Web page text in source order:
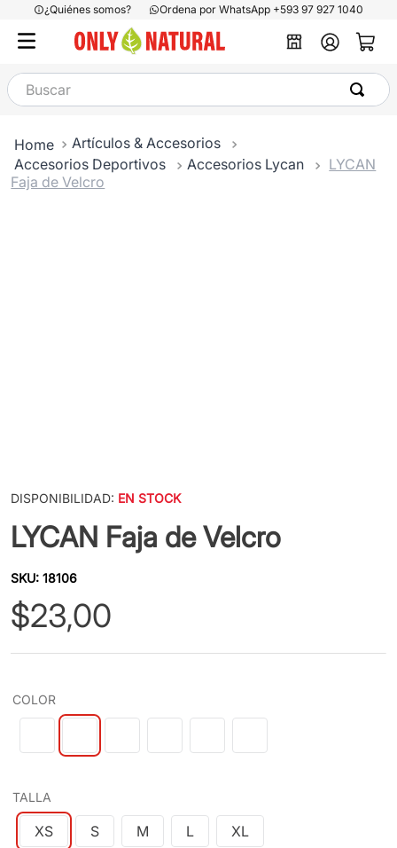
¿Quiénes somos? Ordena por WhatsApp +593 97 927 1040
Buscar
Artículos & Accesorios
Accesorios Deportivos
Accesorios Lycan
LYCAN
Faja de Velcro
DISPONIBILIDAD: EN STOCK
LYCAN Faja de Velcro
SKU:18106
$23,00
COLOR
TALLA
XS S M L XL